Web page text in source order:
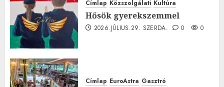
Címlap Közszolgálati Kultúra
Hősök gyerekszemmel
2026.JÚLIUS.29. SZERDA. 0 0
Címlap EuroAstra Gasztró